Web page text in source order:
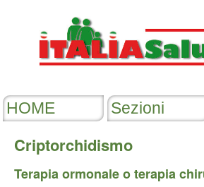
Criptorchidismo
Terapia ormonale o terapia